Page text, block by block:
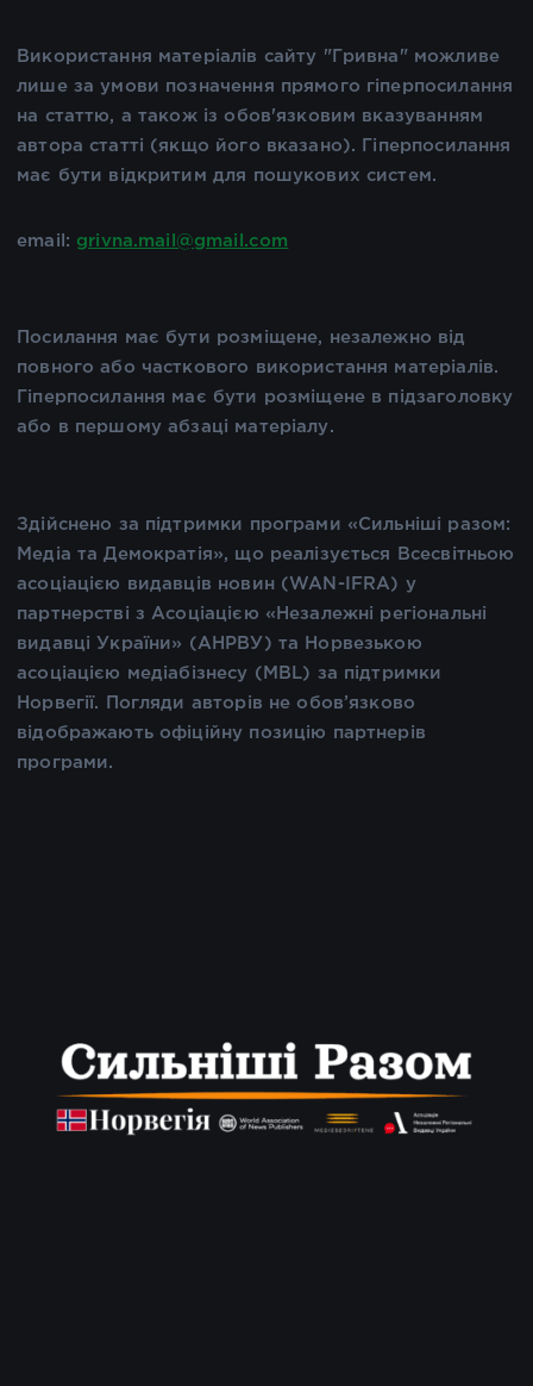
Використання матеріалів сайту "Гривна" можливе
лише за умови позначення прямого гіперпосилання
на статтю, а також із обов'язковим вказуванням
автора статті (якщо його вказано). Гіперпосилання
має бути відкритим для пошукових систем.
email: grivna.mail@gmail.com
Посилання має бути розміщене, незалежно від
повного або часткового використання матеріалів.
Гіперпосилання має бути розміщене в підзаголовку
або в першому абзаці матеріалу.
Здійснено за підтримки програми «Сильніші разом:
Медіа та Демократія», що реалізується Всесвітньою
асоціацією видавців новин (WAN-IFRA) у
партнерстві з Асоціацією «Незалежні регіональні
видавці України» (АНРВУ) та Норвезькою
асоціацією медіабізнесу (MBL) за підтримки
Норвегії. Погляди авторів не обов’язково
відображають офіційну позицію партнерів
програми.